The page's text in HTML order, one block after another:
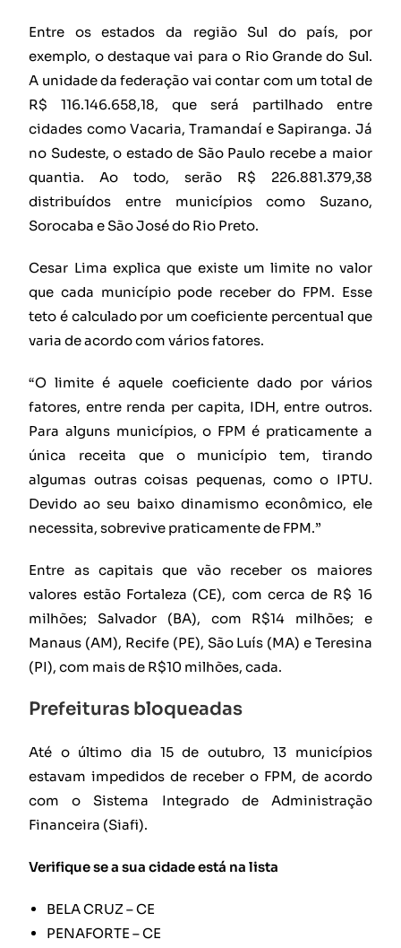
Entre os estados da região Sul do país, por
exemplo, o destaque vai para o Rio Grande do Sul.
A unidade da federação vai contar com um total de
R$ 116.146.658,18, que será partilhado entre
cidades como Vacaria, Tramandaí e Sapiranga. Já
no Sudeste, o estado de São Paulo recebe a maior
quantia. Ao todo, serão R$ 226.881.379,38
distribuídos entre municípios como Suzano,
Sorocaba e São José do Rio Preto.
Cesar Lima explica que existe um limite no valor
que cada município pode receber do FPM. Esse
teto é calculado por um coeficiente percentual que
varia de acordo com vários fatores.
“O limite é aquele coeficiente dado por vários
fatores, entre renda per capita, IDH, entre outros.
Para alguns municípios, o FPM é praticamente a
única receita que o município tem, tirando
algumas outras coisas pequenas, como o IPTU.
Devido ao seu baixo dinamismo econômico, ele
necessita, sobrevive praticamente de FPM.”
Entre as capitais que vão receber os maiores
valores estão Fortaleza (CE), com cerca de R$ 16
milhões; Salvador (BA), com R$14 milhões; e
Manaus (AM), Recife (PE), São Luís (MA) e Teresina
(PI), com mais de R$10 milhões, cada.
Prefeituras bloqueadas
Até o último dia 15 de outubro, 13 municípios
estavam impedidos de receber o FPM, de acordo
com o Sistema Integrado de Administração
Financeira (Siafi).
Verifique se a sua cidade está na lista
BELA CRUZ – CE
PENAFORTE – CE